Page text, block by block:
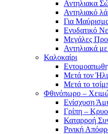
Αντηλιακα
Αντηλιακό
Για
Ενυδατικό
Μεγάλες
Αντηλιακά
Καλοκαίρι
Μετά τον
Μετά το
Φθινόπωρο –
Ενίσχυση
Γρίπη –
Καταρροή
Ρινική